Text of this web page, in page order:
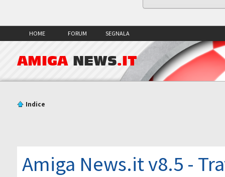
HOME FORUM SEGNALA
AMIGA NEWS.IT
Indice
Amiga News.it v8.5 -